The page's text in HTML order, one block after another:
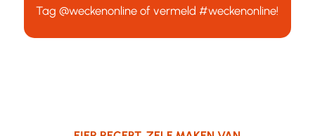
Tag@weckenonline of vermeld#weckenonline!